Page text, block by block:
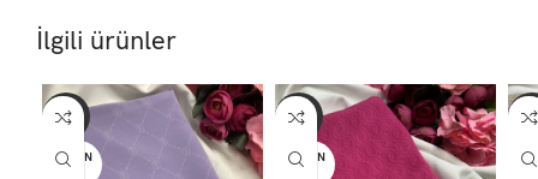
İlgili ürünler
-27%
TÜKEN
-27%
TÜKEN
-